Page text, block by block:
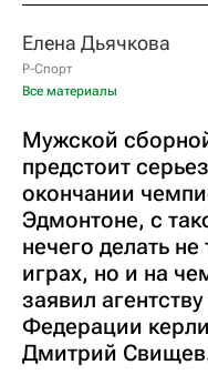
Елена Дьячкова
Р-Спорт
Все материалы
Мужской
предстоит
окончании
Эдмонтоне, с
нечего делать
играх, но и на
заявил
Федерации
Дмитрий